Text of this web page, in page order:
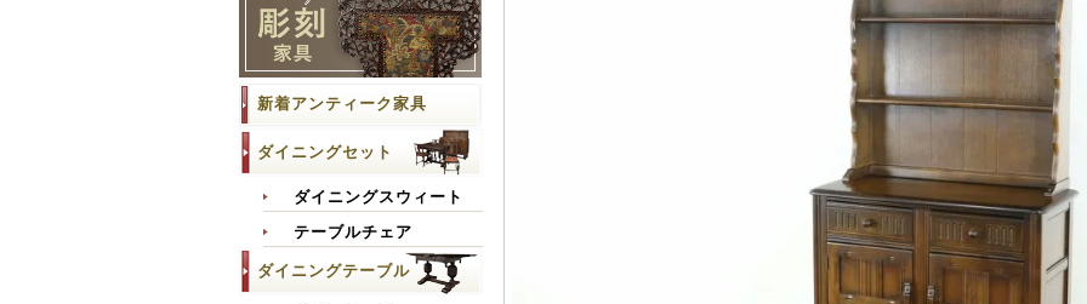
新着アンティーク家具
ダイニングセット
ダイニングスウィート
テーブルチェア
ダイニングテーブル